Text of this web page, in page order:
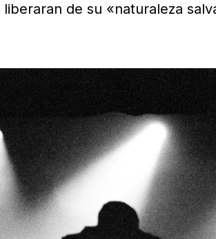
liberaran de su «naturaleza